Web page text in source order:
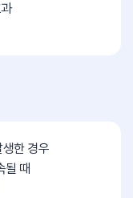
한 경우
될 때